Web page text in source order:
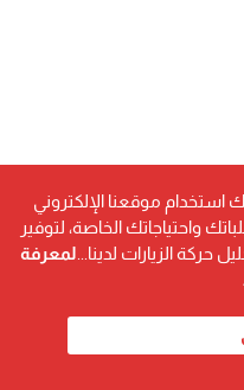
موقعنا الإلكتروني
واحتياجاتك الخاصة، لتوفير
حركة الزيارات لدينا... لمعرفة